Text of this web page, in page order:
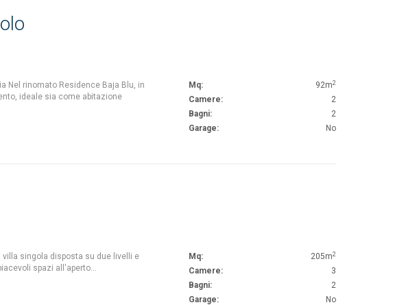
Nel rinomato Residence Baja Blu, in
ideale sia come abitazione
Mq: 92m2
Camere:
2
Bagni:
2
Garage:
No
villa singola disposta su due livelli e
spazi all'aperto…
Mq: 205m2
Camere:
3
Bagni:
2
Garage:
No